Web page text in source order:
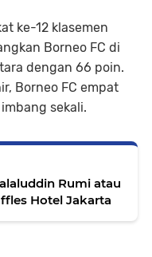
ke-12 klasemen
Borneo FC di
dengan 66 poin.
Borneo FC empat
sekali.
Rumi atau
Hotel Jakarta